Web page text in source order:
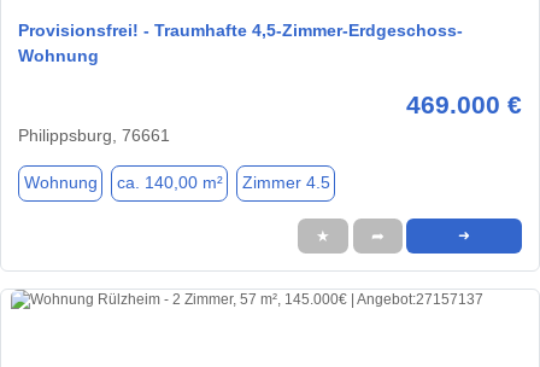
Provisionsfrei! - Traumhafte 4,5-Zimmer-Erdgeschoss-
Wohnung
469.000 €
Philippsburg, 76661
Wohnung ca. 140,00 m² Zimmer 4.5
★ ➦ ➜